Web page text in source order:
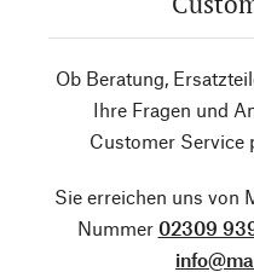
Ob Beratung,
Ihre Fragen und
Customer Service
Sie erreichen uns von
Nummer 02309